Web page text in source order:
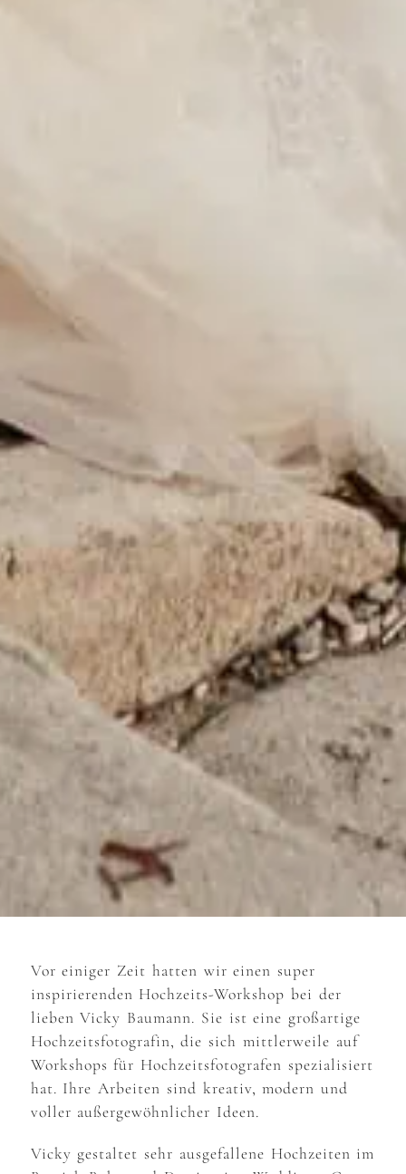
Vor einiger Zeit hatten wir einen super
inspirierenden Hochzeits-Workshop bei der
lieben Vicky Baumann. Sie ist eine großartige
Hochzeitsfotografin, die sich mittlerweile auf
Workshops für Hochzeitsfotografen spezialisiert
hat. Ihre Arbeiten sind kreativ, modern und
voller außergewöhnlicher Ideen.
Vicky gestaltet sehr ausgefallene Hochzeiten im